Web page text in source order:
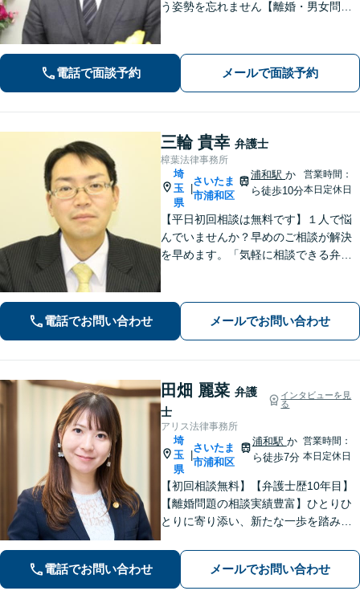
う姿勢を忘れません【離婚・男女問
分・遺留分にも積極的に対応【夜間／
休日の相談可能】
電話で面談予約 メールで面談予約
三輪 貴幸 弁護士
樟葉法律事務所
埼
玉
県
|
さいたま
市浦和区
浦和駅か
ら徒歩10分
営業時間：
本日定休日
【平日初回相談は無料です】１人で悩
んでいませんか？早めのご相談が解決
を早めます。「気軽に相談できる弁護
かした迅速な行動力でサポートしま
す。まずはお気軽にご相談ください。
電話でお問い合わせ メールでお問い合わせ
田畑 麗菜 弁護
士
インタビューを見
る
アリス法律事務所
埼
玉
県
|
さいたま
市浦和区
浦和駅 か
ら徒歩7分
営業時間：
本日定休日
【初回相談無料】【弁護士歴10年目】
【離婚問題の相談実績豊富】ひとりひ
とりに寄り添い、新たな一歩を踏み出
や辛さに共感し、最後までサポート
「何を相談すればよいかわからない」
という方も、お気軽にご相談ください
電話でお問い合わせ メールでお問い合わせ